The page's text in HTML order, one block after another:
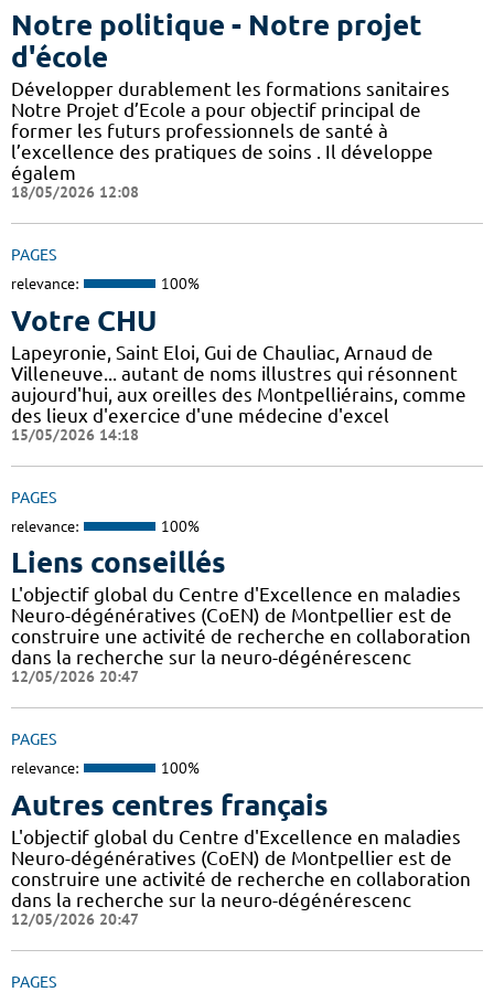
Notre politique - Notre projet
d'école
Développer durablement les formations sanitaires
Notre Projet d’Ecole a pour objectif principal de
former les futurs professionnels de santé à
l’excellence des pratiques de soins . Il développe
égalem
18/05/2026 12:08
PAGES
relevance: 100%
Votre CHU
Lapeyronie, Saint Eloi, Gui de Chauliac, Arnaud de
Villeneuve... autant de noms illustres qui résonnent
aujourd'hui, aux oreilles des Montpelliérains, comme
des lieux d'exercice d'une médecine d'excel
15/05/2026 14:18
PAGES
relevance: 100%
Liens conseillés
L'objectif global du Centre d'Excellence en maladies
Neuro-dégénératives (CoEN) de Montpellier est de
construire une activité de recherche en collaboration
dans la recherche sur la neuro-dégénérescenc
12/05/2026 20:47
PAGES
relevance: 100%
Autres centres français
L'objectif global du Centre d'Excellence en maladies
Neuro-dégénératives (CoEN) de Montpellier est de
construire une activité de recherche en collaboration
dans la recherche sur la neuro-dégénérescenc
12/05/2026 20:47
PAGES